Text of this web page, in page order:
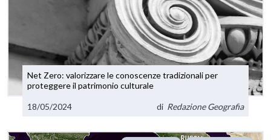
Net Zero: valorizzare le conoscenze tradizionali per
proteggere il patrimonio culturale
18/05/2024 di Redazione Geografia